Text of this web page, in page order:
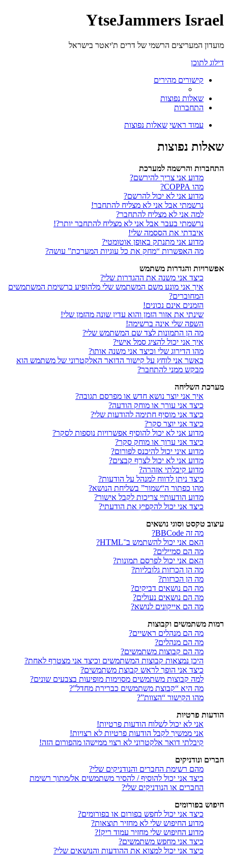
YtseJammers Israel
מועדון המעריצים הרשמי של דרים ת'יאטר בישראל
דילוג לתוכן
קישורים מהירים
שאלות נפוצות
התחברות
עמוד ראשי שאלות נפוצות
שאלות נפוצות
התחברות והרשמה למערכת
מדוע אני צריך להירשם?
מהו COPPA?
מדוע אני לא יכול להרשם?
נרשמתי אבל אני לא מצליח להתחבר!
למה אני לא מצליח להתחבר?
נרשמתי בעבר אבל אני לא מצליח להתחבר יותר?!
איבדתי את הססמה שלי!
מדוע אני מתנתק באופן אוטומטי?
מה האפשרות “מחק את כל עוגיות המערכת” עושה?
אפשרויות והגדרות משתמש
כיצד אני משנה את ההגדרות שלי?
איך אני מונע משם המשתמש שלי מלהופיע ברשימת המשתמשים
המחוברים?
הזמנים אינם נכונים!
שינתי את אזור הזמן והוא עדין שונה מהזמן שלי!
השפה שלי אינה ברשימה!
מה הן התמונות לצד שם המשתמש שלי?
איך אני יכול להציג סמל אישי?
מהו הדירוג שלי וכיצד אני משנה אותו?
כאשר אני לוחץ על קישור הדואר האלקטרוני של משתמש הוא
מבקש ממני להתחבר?
מערכת השליחה
איך אני יוצר נושא חדש או מפרסם תגובה?
כיצד אני עורך או מוחק הודעה?
כיצד אני מוסיף חתימה להודעות שלי?
כיצד אני יוצר סקר?
מדוע אני לא יכול להוסיף אפשרויות נוספות לסקר?
כיצד אני ערוך או מוחק סקר?
מדוע איני יכול להיכנס לפורום?
מדוע אני לא יכול לצרף קבצים?
מדוע קיבלתי אזהרה?
כיצד ניתן לדווח למנהל על הודעות?
מהו כפתור ה“שמור” בשליחת הנושא?
מדוע הודעותיי צריכות לקבל אישור?
כיצד אני יכול להקפיץ את הודעתי?
עיצוב טקסט וסוגי נושאים
מה זה BBCode?
האם אני יכול להשתמש ב־HTML?
מה הם סמיילים?
האם אני יכול לפרסם תמונות?
מה הן הכרזות גלובליות?
מה הן הכרזות?
מה הם נושאים דביקים?
מה הם נושאים נעולים?
מה הם אייקונים לנושא?
רמות משתמשים וקבוצות
מה הם מנהלים ראשיים?
מה הם מנהלים?
מה הם קבוצות משתמשים?
היכן נמצאות קבוצות המשתמשים וכיצד אני מצטרף לאחת?
כיצד אני הופך לראש קבוצת משתמשים?
למה קבוצות משתמשים מסוימות מופיעות בצבעים שונים?
מה היא “קבוצת משתמשים כברירת מחדל”?
מהו הקישור “הצוות”?
הודעות פרטיות
אני לא יכול לשלוח הודעות פרטיות!
אני ממשיך לקבל הודעות פרטיות לא רצויות!
קיבלתי דואר אלקטרוני לא רצוי ממישהו מהפורום הזה!
חברים ונודניקים
מהם רשימת החברים והנודניקים שלי?
כיצד אני יכול להוסיף / להסיר משתמשים אל/מתוך רשימת
החברים או הנודניקים שלי?
חיפוש בפורומים
כיצד אני יכול לחפש בפורום או בפורומים?
מדוע החיפוש שלי לא מחזיר תוצאות?
מדוע החיפוש שלי מחזיר עמוד ריק!?
כיצד אני מחפש משתמשים?
כיצד אני יכול למצוא את ההודעות והנושאים שלי?